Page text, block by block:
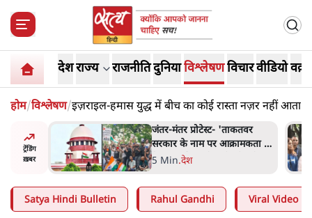
देशराज्य राजनीतिदुनियाविश्लेषणविचारवीडियो
होम/विश्लेषण/इज़राइल-हमास युद्ध में बीच का कोई रास्ता नज़र नहीं आता
ट्रेंडिंग
ख़बर
न
सुने':
जंतर मंतर प्रोटेस्ट: 'युवाओं को
प्रताड़ित किया जा रहा है, पर मोदी-
शाह में बोलने की हिम्मत नहीं'-
7 Min.देश
Satya Hindi Bulletin Rahul Gandhi Viral Video